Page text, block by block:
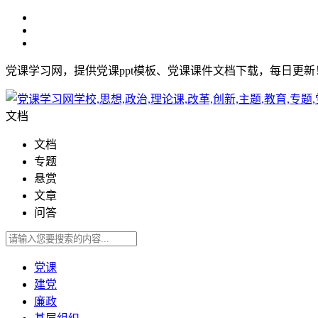
党课学习网，提供党课ppt模板、党课课件文档下载，每日更新
文档
文档
专题
悬赏
文章
问答
党课
建党
廉政